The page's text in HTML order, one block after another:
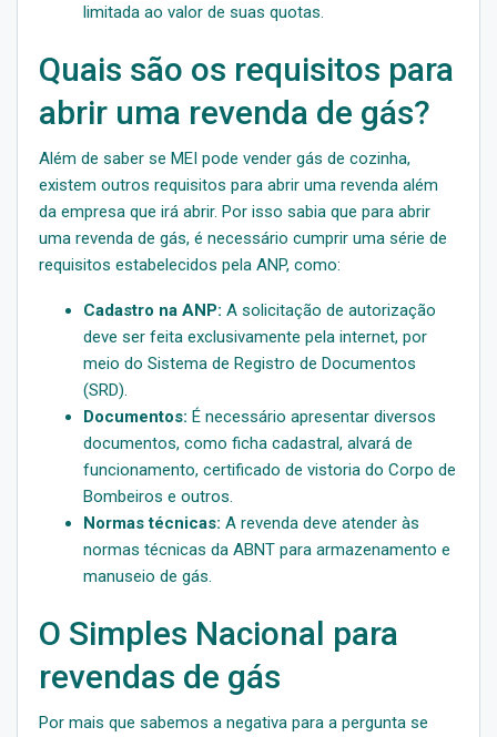
limitada ao valor de suas quotas.
Quais são os requisitos para
abrir uma revenda de gás?
Além de saber se MEI pode vender gás de cozinha,
existem outros requisitos para abrir uma revenda além
da empresa que irá abrir. Por isso sabia que para abrir
uma revenda de gás, é necessário cumprir uma série de
requisitos estabelecidos pela ANP, como:
Cadastro na ANP: A solicitação de autorização
deve ser feita exclusivamente pela internet, por
meio do Sistema de Registro de Documentos
(SRD).
Documentos: É necessário apresentar diversos
documentos, como ficha cadastral, alvará de
funcionamento, certificado de vistoria do Corpo de
Bombeiros e outros.
Normas técnicas: A revenda deve atender às
normas técnicas da ABNT para armazenamento e
manuseio de gás.
O Simples Nacional para
revendas de gás
Por mais que sabemos a negativa para a pergunta se